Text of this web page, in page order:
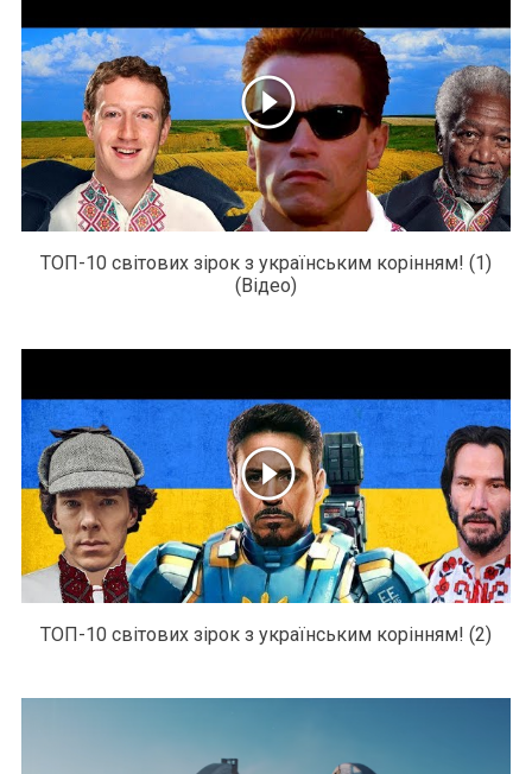
ТОП-10 світових зірок з українським корінням! (1)
(Відео)
ТОП-10 світових зірок з українським корінням! (2)